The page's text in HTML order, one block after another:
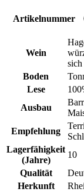
Artikelnummer
Wein
Boden
Lese
Ausbau
Empfehlung
Lagerfähigkeit
(Jahre)
10
Qualität
Herkunft